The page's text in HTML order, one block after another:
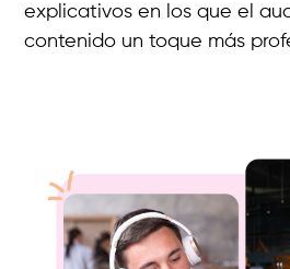
explicativos en los que el
contenido un toque más